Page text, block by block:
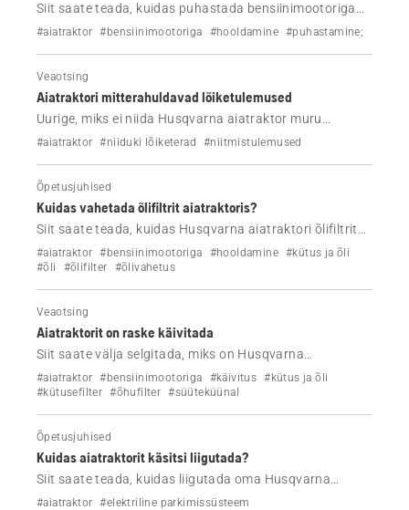
Siit saate teada, kuidas puhastada bensiinimootoriga
või akutoitega Husqvarna aiatraktoreid.
#aiatraktor #bensiinimootoriga #hooldamine #puhastamine;
Veaotsing
Aiatraktori mitterahuldavad lõiketulemused
Uurige, miks ei niida Husqvarna aiatraktor muru
rahuldavalt ja kuidas viga parandada.
#aiatraktor #niiduki lõiketerad #niitmistulemused
Õpetusjuhised
Kuidas vahetada õlifiltrit aiatraktoris?
Siit saate teada, kuidas Husqvarna aiatraktori õlifiltrit
vahetada, järgides neid samme.
#aiatraktor #bensiinimootoriga #hooldamine #kütus ja õli
#õli
#õlifilter #õlivahetus
Veaotsing
Aiatraktorit on raske käivitada
Siit saate välja selgitada, miks on Husqvarna
aiatraktorit raske käivitada ja kuidas seda probleemi
lahendada.
#aiatraktor #bensiinimootoriga #käivitus #kütus ja õli
#kütusefilter #õhufilter #süüteküünal
Õpetusjuhised
Kuidas aiatraktorit käsitsi liigutada?
Siit saate teada, kuidas liigutada oma Husqvarna
aiatraktorit.
#aiatraktor #elektriline parkimissüsteem